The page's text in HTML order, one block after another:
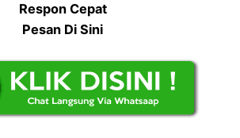
Respon Cepat
Pesan Di Sini